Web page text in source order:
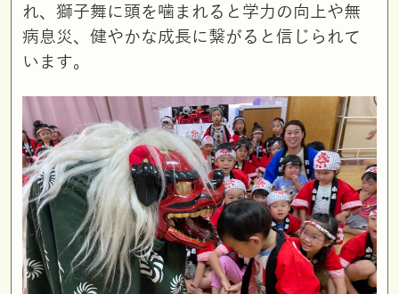
れ、獅子舞に頭を噛まれると学力の向上や無
病息災、健やかな成長に繋がると信じられて
います。